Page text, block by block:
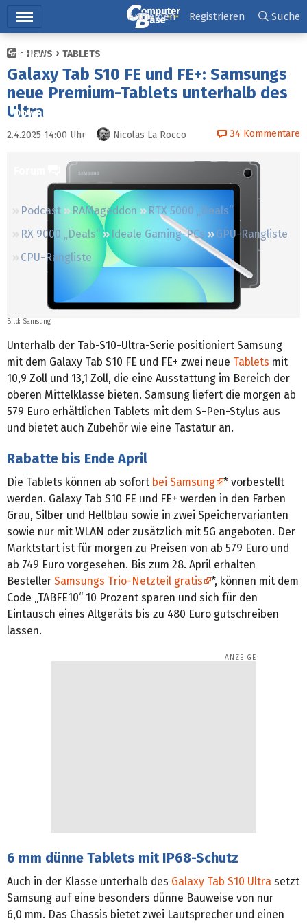
Ticker
Tests
Downloads
Preisvergleich
Podcast RAMageddon
RTX 5000 „Deals“
RX 9000 „Deals“
Ideale Gaming-PCs
GPU-Rangliste
CPU-Rangliste
Anmelden Registrieren Suche
NEWS TABLETS
Galaxy Tab S10 FE und FE+: Samsungs
neue Premium-Tablets unterhalb des
Ultra
2.4.2025 14:00 Uhr Nicolas La Rocco 34 Kommentare
Bild: Samsung
Unterhalb der Tab-S10-Ultra-Serie positioniert Samsung
mit dem Galaxy Tab S10 FE und FE+ zwei neue Tablets mit
10,9 Zoll und 13,1 Zoll, die eine Ausstattung im Bereich der
oberen Mittelklasse bieten. Samsung liefert die morgen ab
579 Euro erhältlichen Tablets mit dem S-Pen-Stylus aus
und bietet auch Zubehör wie eine Tastatur an.
Rabatte bis Ende April
Die Tablets können ab sofort bei Samsung
* vorbestellt
werden. Galaxy Tab S10 FE und FE+ werden in den Farben
Grau, Silber und Hellblau sowie in zwei Speichervarianten
sowie nur mit WLAN oder zusätzlich mit 5G angeboten. Der
Marktstart ist für morgen zu Preisen von ab 579 Euro und
ab 749 Euro vorgesehen. Bis zum 28. April erhalten
Besteller Samsungs Trio-Netzteil gratis
*, können mit dem
Code „TABFE10“ 10 Prozent sparen und sich für den
Eintausch eines Altgeräts bis zu 480 Euro gutschreiben
lassen.
6 mm dünne Tablets mit IP68-Schutz
Auch in der Klasse unterhalb des Galaxy Tab S10 Ultra setzt
Samsung auf eine besonders dünne Bauweise von nur
6,0 mm. Das Chassis bietet zwei Lautsprecher und einen